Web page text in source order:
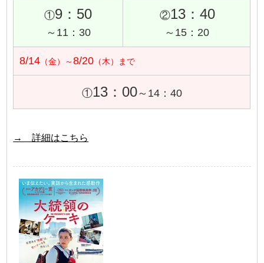
①9：50
～11：30
②13：40
～15：20
8/14 （金）～8/20 （木）まで
①13：00～14：40
→ 詳細はこちら